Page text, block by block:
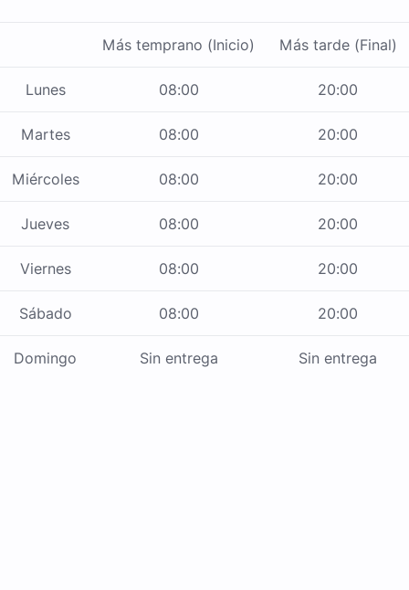
Más temprano (Inicio) Más tarde (Final)
Lunes 08:00 20:00
Martes 08:00 20:00
Miércoles 08:00 20:00
Jueves 08:00 20:00
Viernes 08:00 20:00
Sábado 08:00 20:00
Domingo Sin entrega Sin entrega